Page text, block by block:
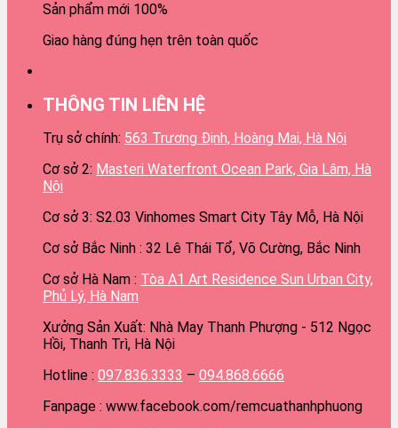
Sản phẩm mới 100%
Giao hàng đúng hẹn trên toàn quốc
THÔNG TIN LIÊN HỆ
Trụ sở chính: 563 Trương Định, Hoàng Mai, Hà Nội
Cơ sở 2: Masteri Waterfront Ocean Park, Gia Lâm, Hà
Nội
Cơ sở 3: S2.03 Vinhomes Smart City Tây Mỗ, Hà Nội
Cơ sở Bắc Ninh : 32 Lê Thái Tổ, Võ Cường, Bắc Ninh
Cơ sở Hà Nam : Tòa A1 Art Residence Sun Urban City,
Phủ Lý, Hà Nam
Xưởng Sản Xuất: Nhà May Thanh Phượng - 512 Ngọc
Hồi, Thanh Trì, Hà Nội
Hotline : 097.836.3333 – 094.868.6666
Fanpage : www.facebook.com/remcuathanhphuong